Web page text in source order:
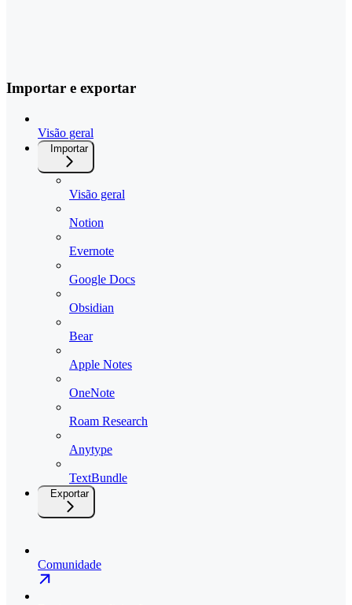
Importar e exportar
Visão geral
Importar
Visão geral
Notion
Evernote
Google Docs
Obsidian
Bear
Apple Notes
OneNote
Roam Research
Anytype
TextBundle
Exportar
Comunidade